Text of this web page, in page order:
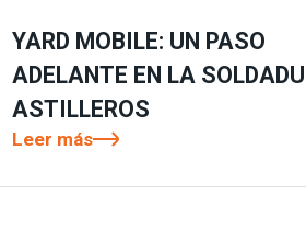
YARD MOBILE: UN PASO
ADELANTE EN LA
ASTILLEROS
Leer más